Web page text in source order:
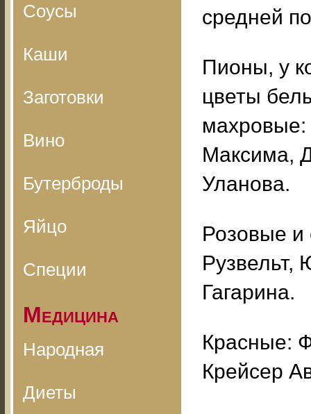
Соусы
Каши
Заготовки
Вино
Бутерброды
Яйцо
Специи
Медицина
Народная
Диеты
средней
Пионы, у
цветы
махровые:
Максима,
Уланова.
Розовые
Гагарина.
Красные:
Крейсер